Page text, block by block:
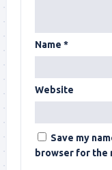
Name *
Website
Save my
browser for the